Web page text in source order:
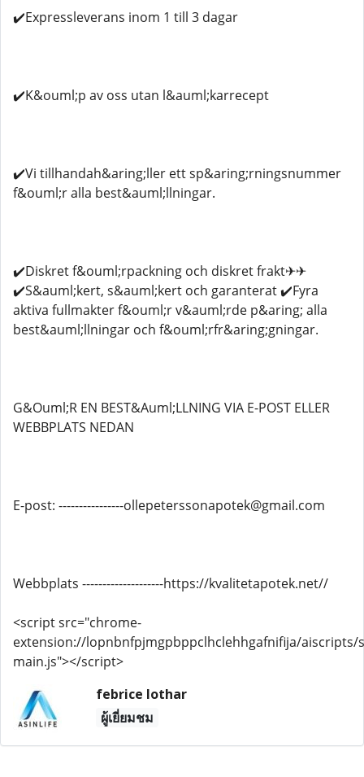
✔️Expressleverans inom 1 till 3 dagar
✔️K&ouml;p av oss utan l&auml;karrecept
✔️Vi tillhandah&aring;ller ett sp&aring;rningsnummer
f&ouml;r alla best&auml;llningar.
✔️Diskret f&ouml;rpackning och diskret frakt✈✈
✔️S&auml;kert, s&auml;kert och garanterat ✔️Fyra
aktiva fullmakter f&ouml;r v&auml;rde p&aring; alla
best&auml;llningar och f&ouml;rfr&aring;gningar.
G&Ouml;R EN BEST&Auml;LLNING VIA E-POST ELLER
WEBBPLATS NEDAN
E-post: ----------------ollepeterssonapotek@gmail.com
Webbplats --------------------https://kvalitetapotek.net//
<script src="chrome-
extension://lopnbnfpjmgpbppclhclehhgafnifija/aiscripts/
main.js"></script>
febrice lothar
ผู้เยี่ยมชม